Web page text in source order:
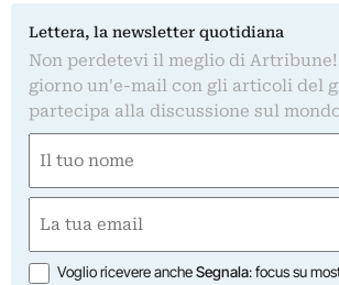
Lettera, la newsletter quotidiana
Non perdetevi il meglio di
giorno un'e-mail con gli articoli del
partecipa alla discussione sul
(Obbligatorio)
Nome
(Obbligatorio)
Opzioni
Voglio ricevere ancheSegnala: focus su